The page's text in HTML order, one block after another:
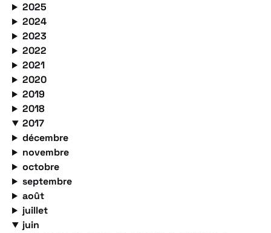
2025
2024
2023
2022
2021
2020
2019
2018
2017
décembre
novembre
octobre
septembre
août
juillet
juin